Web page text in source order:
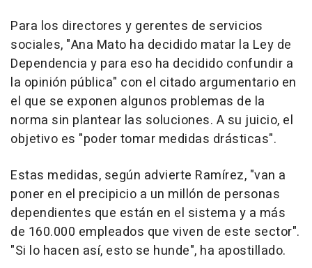
Para los directores y gerentes de servicios
sociales, "Ana Mato ha decidido matar la Ley de
Dependencia y para eso ha decidido confundir a
la opinión pública" con el citado argumentario en
el que se exponen algunos problemas de la
norma sin plantear las soluciones. A su juicio, el
objetivo es "poder tomar medidas drásticas".
Estas medidas, según advierte Ramírez, "van a
poner en el precipicio a un millón de personas
dependientes que están en el sistema y a más
de 160.000 empleados que viven de este sector".
"Si lo hacen así, esto se hunde", ha apostillado.